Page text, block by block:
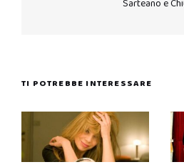
Sarteano e
TI POTREBBE INTERESSARE